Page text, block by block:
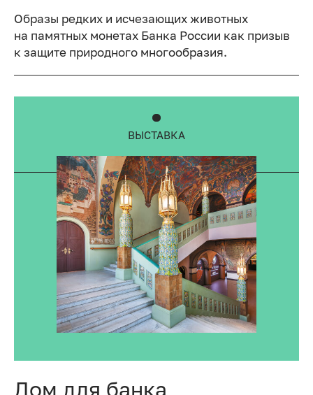
Образы редких и исчезающих животных
на памятных монетах Банка России как призыв
к защите природного многообразия.
ВЫСТАВКА
Дом для банка